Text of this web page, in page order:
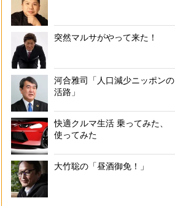
突然マルサがやって来た！
河合雅司「人口減少ニッポンの
活路」
快適クルマ生活 乗ってみた、
使ってみた
大竹聡の「昼酒御免！」